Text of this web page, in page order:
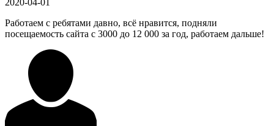
2020-04-01
Работаем с ребятами давно, всё нравится, подняли
посещаемость сайта с 3000 до 12 000 за год, работаем дальше!